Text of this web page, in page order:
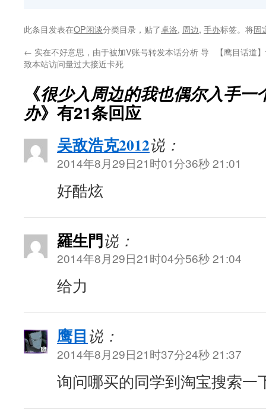
此条目发表在OP闲谈分类目录，贴了卓洛, 周边, 手办标签。将固
← 实在不好意思，由于被加V账号转发本话分析 导
致本站访问量过大接近卡死
【鹰目话道
《很少入周边的我也偶尔入手一
办》有21条回应
吴敌浩克2012说：
2014年8月29日21时01分36秒 21:01
好酷炫
羅生門说：
2014年8月29日21时04分56秒 21:04
给力
鹰目 说：
2014年8月29日21时37分24秒 21:37
询问哪买的同学到淘宝搜索一